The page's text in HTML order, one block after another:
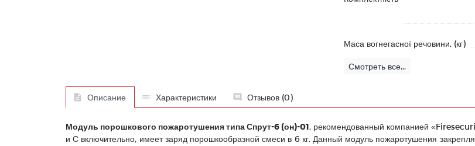
Маса вогнегасної речовини, (кг)
Смотреть все...
Описание Характеристики Отзывов (0)
Модуль порошкового пожаротушения типа Спрут-6 (он)-01, рекомендованный компанией
и С включительно, имеет заряд порошкообразной смеси в 6 кг. Данный модуль пожаротушения